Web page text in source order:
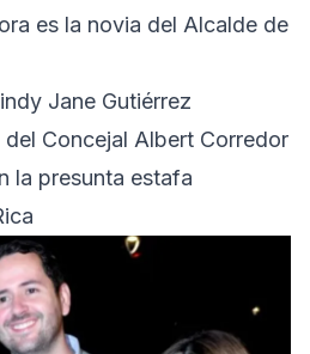
es la novia del Alcalde de
Jane Gutiérrez
del Concejal Albert Corredor
la presunta estafa